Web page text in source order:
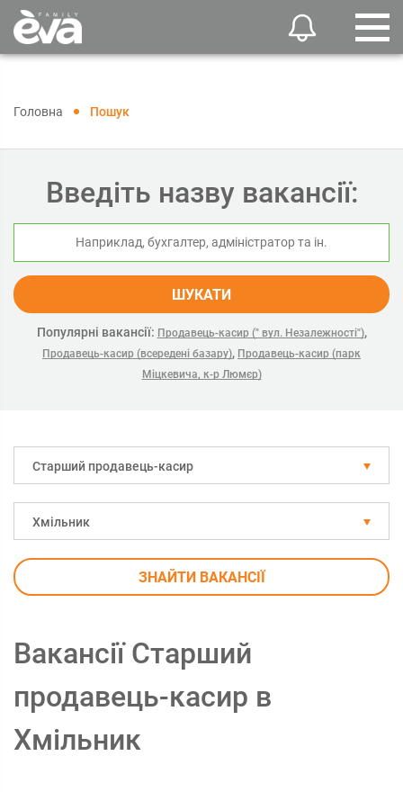
Головна Пошук
Введіть назву вакансії:
ШУКАТИ
Популярні вакансії: Продавець-касир (" вул. Незалежності"),
Продавець-касир (всередені базару), Продавець-касир (парк
Міцкевича, к-р Люмєр)
Старший продавець-касир
Хмільник
ЗНАЙТИ ВАКАНСІЇ
Вакансії Старший
продавець-касир в
Хмільник